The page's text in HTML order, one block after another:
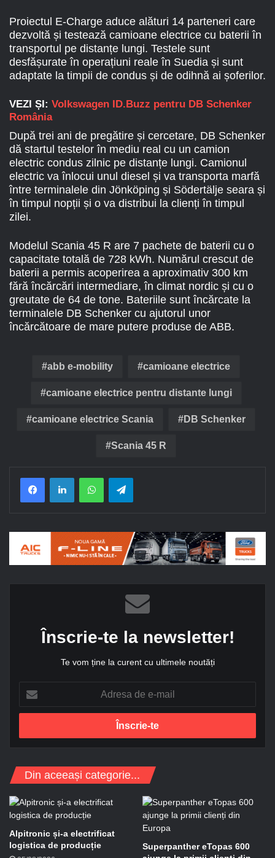
Proiectul E-Charge aduce alături 14 parteneri care
dezvoltă și testează camioane electrice cu baterii în
transportul pe distanțe lungi. Testele sunt
desfășurate în operațiuni reale în Suedia și sunt
adaptate la timpii de condus și de odihnă ai șoferilor.
VEZI ȘI: Volkswagen ID.Buzz pentru DB Schenker
România
După trei ani de pregătire și cercetare, DB Schenker
dă startul testelor în mediu real cu un camion
electric condus zilnic pe distanțe lungi. Camionul
electric va înlocui unul diesel și va transporta marfă
între terminalele din Jönköping și Södertälje seara și
în timpul nopții și o va distribui la clienți în timpul
zilei.
Modelul Scania 45 R are 7 pachete de baterii cu o
capacitate totală de 728 kWh. Numărul crescut de
baterii a permis acoperirea a aproximativ 300 km
fără încărcări intermediare, în climat nordic și cu o
greutate de 64 de tone. Bateriile sunt încărcate la
terminalele DB Schenker cu ajutorul unor
încărcătoare de mare putere produse de ABB.
abb e-mobility camioane electrice
camioane electrice pentru distante lungi
camioane electrice Scania DB Schenker
Scania 45 R
Înscrie-te la newsletter!
Te vom ține la curent cu ultimele noutăți
r
s
d
-
m
a
i
l
Din aceeași categorie...
Alpitronic și-a electrificat
logistica de producție
Superpanther eTopas 600